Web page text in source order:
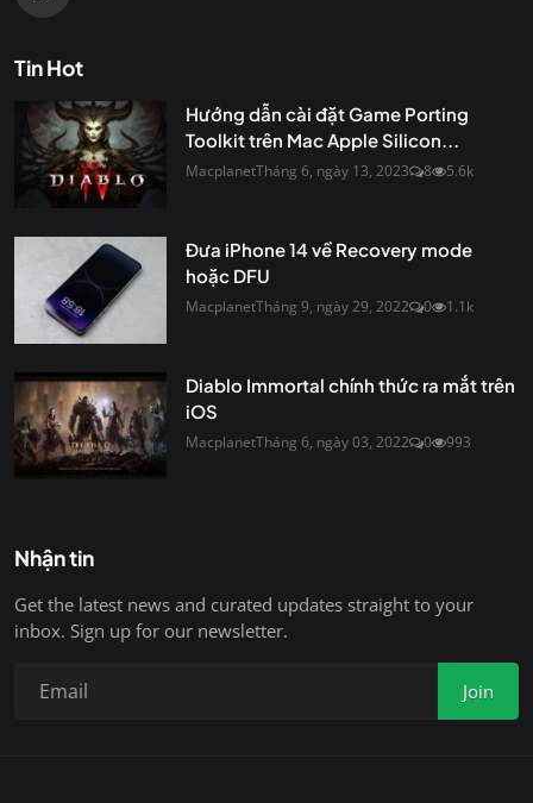
Tin Hot
Hướng dẫn cài đặt Game Porting
Toolkit trên Mac Apple Silicon...
MacplanetTháng 6, ngày 13, 2023 8 5.6k
Đưa iPhone 14 về Recovery mode
hoặc DFU
MacplanetTháng 9, ngày 29, 2022 0 1.1k
Diablo Immortal chính thức ra mắt trên
iOS
MacplanetTháng 6, ngày 03, 2022 0 993
Nhận tin
Get the latest news and curated updates straight to your
inbox. Sign up for our newsletter.
Join